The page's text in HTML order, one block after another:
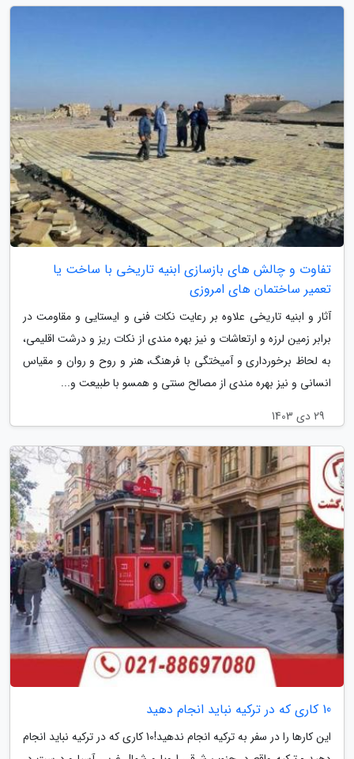
تفاوت و چالش های بازسازی ابنیه تاریخی با ساخت یا
تعمیر ساختمان های امروزی
آثار و ابنیه تاریخی علاوه بر رعایت نکات فنی و ایستایی و مقاومت در
برابر زمین لرزه و ارتعاشات و نیز بهره مندی از نکات ریز و درشت اقلیمی،
به لحاظ برخورداری و آمیختگی با فرهنگ، هنر و روح و روان و مقیاس
انسانی و نیز بهره مندی از مصالح سنتی و همسو با طبیعت و...
29 دی 1403
10 کاری که در ترکیه نباید انجام دهید
این کارها را در سفر به ترکیه انجام ندهید!10 کاری که در ترکیه نباید انجام